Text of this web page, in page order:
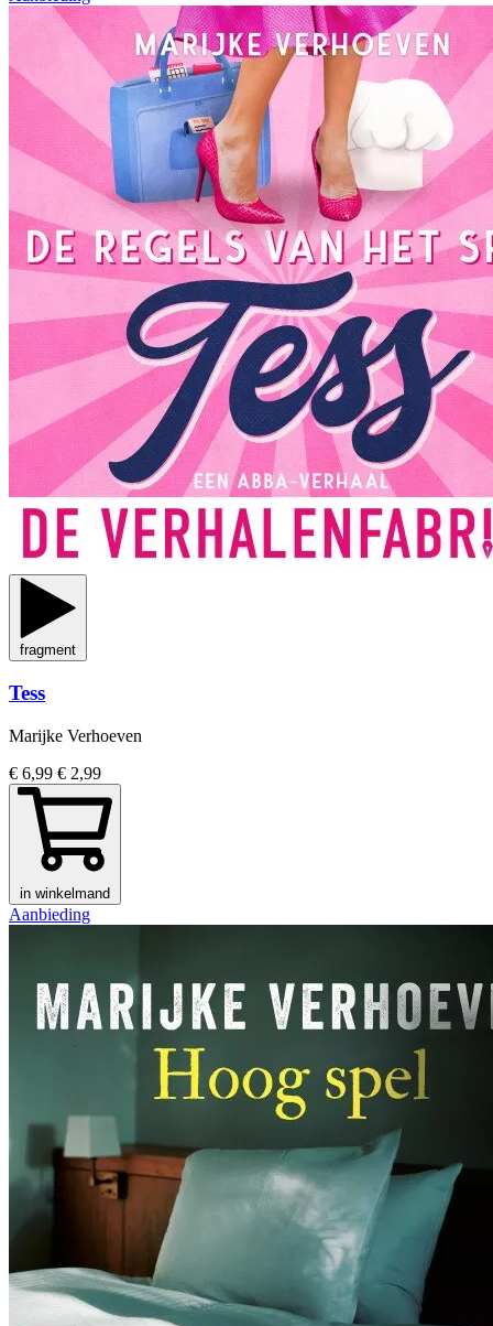
fragment
Tess
Marijke Verhoeven
€ 6,99 € 2,99
in winkelmand
Aanbieding